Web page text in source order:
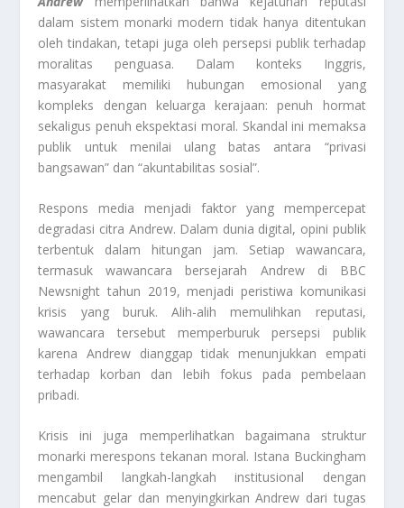
dalam sistem monarki modern tidak hanya ditentukan
oleh tindakan, tetapi juga oleh persepsi publik terhadap
moralitas penguasa. Dalam konteks Inggris,
masyarakat memiliki hubungan emosional yang
kompleks dengan keluarga kerajaan: penuh hormat
sekaligus penuh ekspektasi moral. Skandal ini memaksa
publik untuk menilai ulang batas antara “privasi
bangsawan” dan “akuntabilitas sosial”.
Respons media menjadi faktor yang mempercepat
degradasi citra Andrew. Dalam dunia digital, opini publik
terbentuk dalam hitungan jam. Setiap wawancara,
termasuk wawancara bersejarah Andrew di BBC
Newsnight tahun 2019, menjadi peristiwa komunikasi
krisis yang buruk. Alih-alih memulihkan reputasi,
wawancara tersebut memperburuk persepsi publik
karena Andrew dianggap tidak menunjukkan empati
terhadap korban dan lebih fokus pada pembelaan
pribadi.
Krisis ini juga memperlihatkan bagaimana struktur
monarki merespons tekanan moral. Istana Buckingham
mengambil langkah-langkah institusional dengan
mencabut gelar dan menyingkirkan Andrew dari tugas